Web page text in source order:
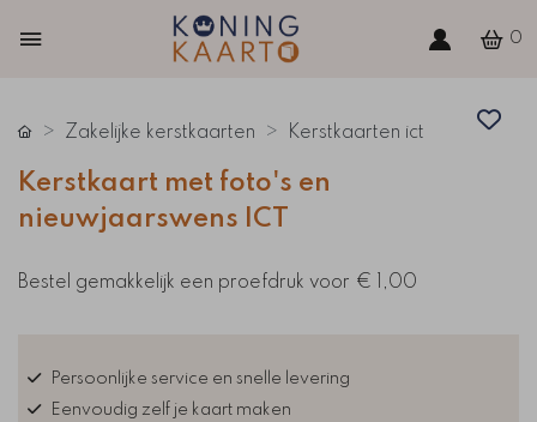
0
Zakelijke kerstkaarten Kerstkaarten ict
Kerstkaart met foto's en
nieuwjaarswens ICT
Bestel gemakkelijk een proefdruk voor € 1,00
Persoonlijke service en snelle levering
Eenvoudig zelf je kaart maken